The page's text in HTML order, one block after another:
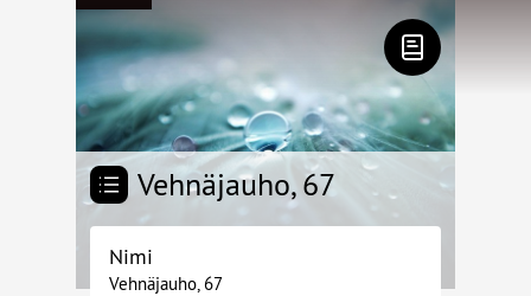
Vehnäjauho, 67
Nimi
Vehnäjauho, 67